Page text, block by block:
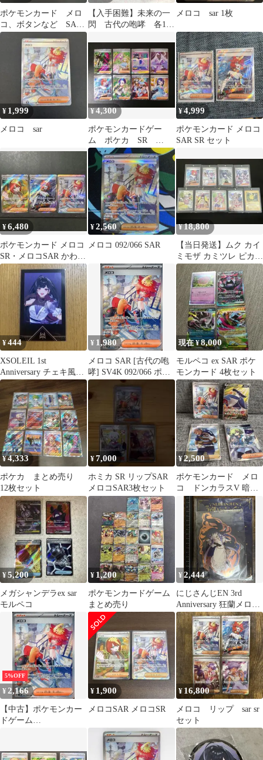
ポケモンカード メロ
コ、ボタンなど SAR4
枚セット
【入手困難】未来の一
閃 古代の咆哮 各1パ
メロコ リップ トド
ロクツキ テツノブジ
ン チルタリス SR
SAR UR モルペコ サ
ケブシッポ チルッ
ト AR 大地の器 収
録 ポケモンカード
スカーレット バイオ
レット 151 トレカ
メロコ sar 1枚
¥ 1,999
メロコ sar
¥4,300
ポケモンカードゲー
ム ポケカ SR
SAR 8枚セット
¥4,999
ポケモンカード メロコ
SAR SR セット
¥6,480
ポケモンカード メロコ
SR・メロコSAR かわい
いメロコSR SAR3枚セ
ット
¥2,560
メロコ 092/066 SAR
¥18,800
【当日発送】ムク カイ
ミモザ カミツレ ピカチ
ュウ メロコ MCの盛り
上げ
¥444
XSOLEIL 1st
Anniversary チェキ風カ
ード 狂蘭メロコ
¥ 1,980
メロコ SAR [古代の咆
哮] SV4K 092/066 ポケ
モンカード ポケカ
現在 ¥8,000
モルペコ ex SAR ポケ
モンカード 4枚セット
¥4,333
ポケカ まとめ売り
12枚セット
¥7,000
ホミカ SR リップSAR
メロコSAR3枚セット
¥2,500
ポケモンカード メロ
コ ドンカラスV 暗号
マニアの解読 ススキ
¥5,200
メガシャンデラex sar
モルペコ
¥ 1,200
ポケモンカードゲーム
まとめ売り
¥2,444
にじさんじEN 3rd
Anniversary 狂蘭メロコ
アクリルスタンド
5%OFF
¥ 2,166
【中古】ポケモンカー
ドゲーム
¥ 1,900
メロコSAR メロコSR
¥ 16,800
メロコ リップ sar sr
セット